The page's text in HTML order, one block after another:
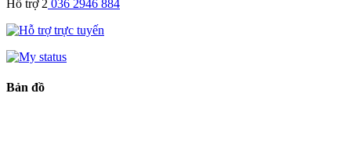
Hỗ trợ 2 036 2946 884
Bản đồ